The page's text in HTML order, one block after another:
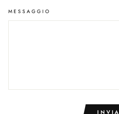
MESSAGGIO
INVIA